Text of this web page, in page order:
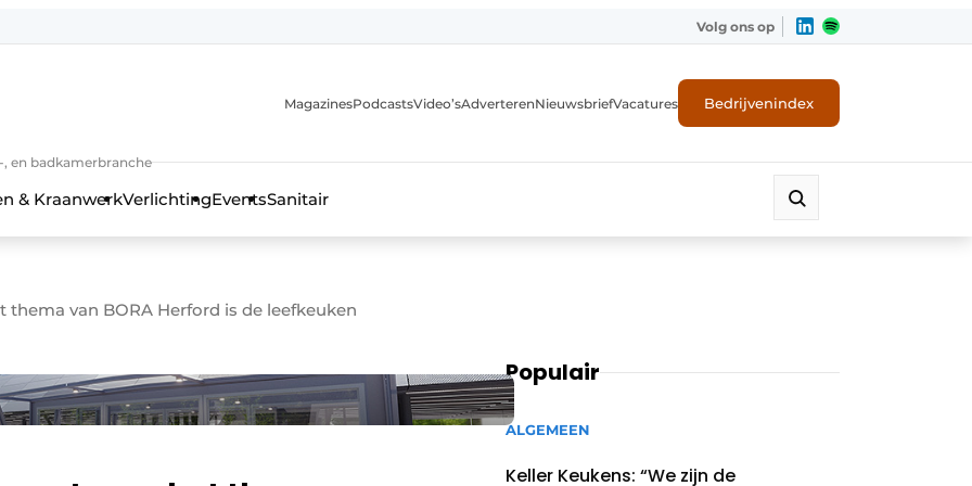
techniek in de keuken-, woon-, en badkamerbranche
Volg ons op
en badkamerbranche
MagazinesPodcastsVideo’sAdverterenNieuwsbriefVacatures Bedrijvenindex
& KraanwerkVerlichtingEventsSanitair
van BORA Herford is de leefkeuken
Populair
ALGEMEEN
Keller Keukens: “We zijn de